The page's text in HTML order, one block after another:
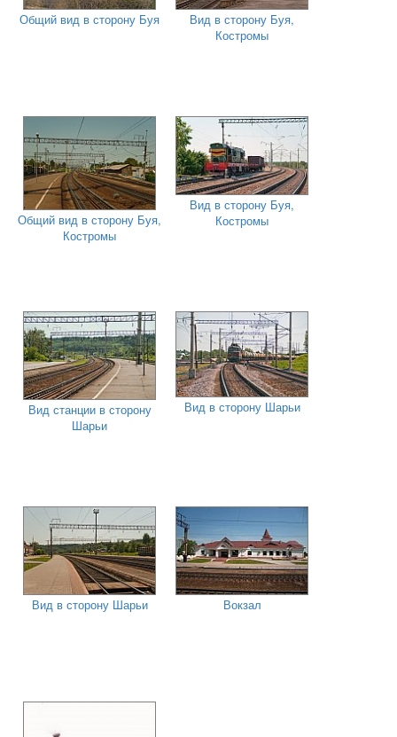
Общий вид в сторону Буя
Вид в сторону Буя,
Костромы
Общий вид в сторону Буя,
Костромы
Вид в сторону Буя,
Костромы
Вид станции в сторону
Шарьи
Вид в сторону Шарьи
Вид в сторону Шарьи Вокзал